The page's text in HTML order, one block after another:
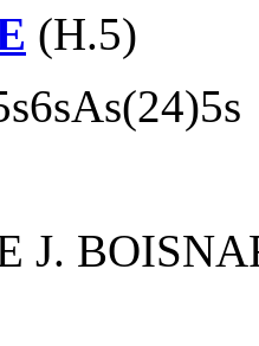
(H.5)
J.